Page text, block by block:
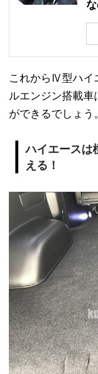
これからⅣ型ハイ
ルエンジン搭載車
ができるでしょう。
ハイエースは
える！